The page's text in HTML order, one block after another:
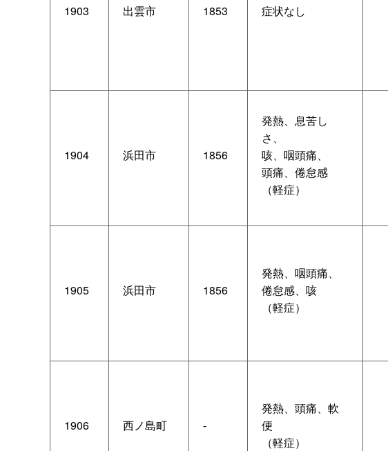
1903 出雲市 1853 症状なし
1904 浜田市 1856
発熱、息苦し
さ、
咳、咽頭痛、
頭痛、倦怠感
（軽症）
1905 浜田市 1856
発熱、咽頭痛、
倦怠感、咳
（軽症）
1906 西ノ島町 -
発熱、頭痛、軟
便
（軽症）